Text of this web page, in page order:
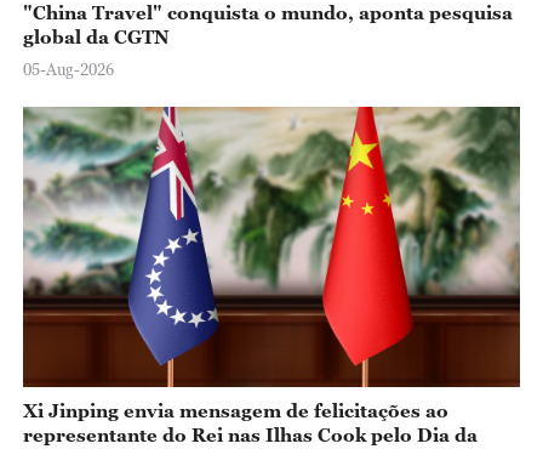
"China Travel" conquista o mundo, aponta pesquisa
global da CGTN
05-Aug-2026
Xi Jinping envia mensagem de felicitações ao
representante do Rei nas Ilhas Cook pelo Dia da